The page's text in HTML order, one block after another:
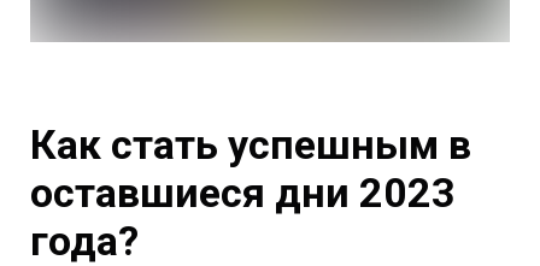
Как стать успешным в
оставшиеся дни 2023
года?